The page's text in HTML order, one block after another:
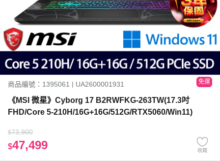
商品編號：1395061 | UA2600001931 免運
《MSI 微星》Cyborg 17 B2RWFKG-263TW(17.3吋
FHD/Core 5-210H/16G+16G/512G/RTX5060/Win11)
$73,900
$47,499 收藏